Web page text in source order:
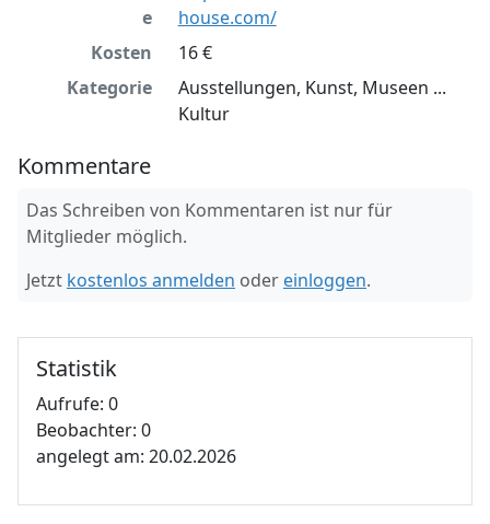
e
house.com/
Kosten
16 €
Kategorie
Ausstellungen, Kunst, Museen ...
Kultur
Kommentare
Das Schreiben von Kommentaren ist nur für
Mitglieder möglich.
Jetzt kostenlos anmelden oder einloggen.
Statistik
Aufrufe: 0
Beobachter: 0
angelegt am: 20.02.2026